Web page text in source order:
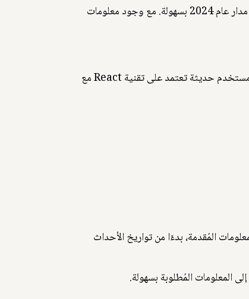
نحن نُقدر اهتمامكم بجهودنا لإنشاء تقويم هجري لعام 2024 مُتكامل عبر الإنترنت. يتيح لكم إمكانية اختيار أي تاريخ هجري على مدار عام 2024 بسهولة. مع وجود معلومات
نقدم لكم تقويم الهجري لعام 2024 بميزات استثنائية تُسهل عليكم متابعة الأحداث الدينية والمناسبات الهامة. ونوفر لكم واجهة مستخدم حديثة تعتمد على تقنية React مع
حيث حرصنا على الدقة في جميع المعلومات المُقدمة، بدءًا من تواريخ الأحداث
المعلومات المُطلوبة بسهولة.